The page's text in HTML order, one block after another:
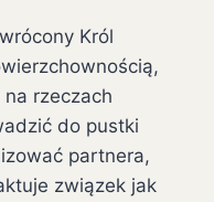
Król
na rzeczach
do pustki
partnera,
związek jak